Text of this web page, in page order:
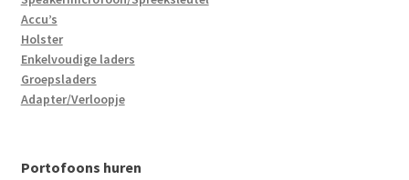
Accu’s
Holster
Enkelvoudige laders
Groepsladers
Adapter/Verloopje
Portofoons huren